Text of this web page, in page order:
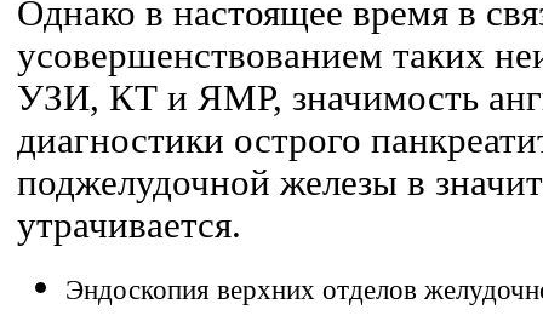
Однако в настоящее время в
усовершенствованием таких
УЗИ, КТ и ЯМР, значимость
диагностики острого
поджелудочной железы в
утрачивается.
Эндоскопия верхних отделов